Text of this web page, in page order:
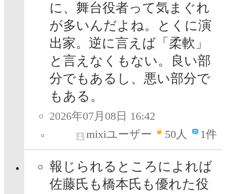
に、舞台役者って気まぐれ
が多いんだよね。とくに演
出家。逆に言えば「柔軟」
と言えなくもない。良い部
分でもあるし、悪い部分で
もある。
2026年07月08日 16:42
mixiユーザー
50人 1件
報じられるところによれば
佐藤氏も橋本氏も優れた役